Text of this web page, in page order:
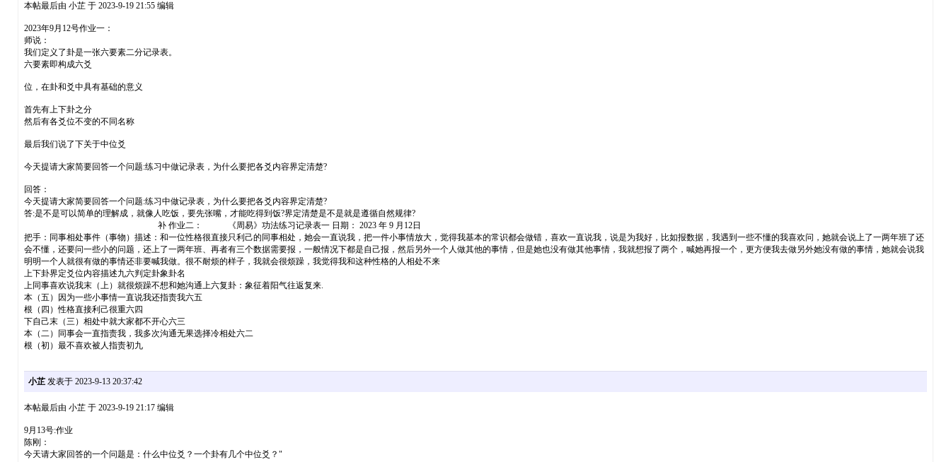
本帖最后由 小芷 于 2023-9-19 21:55 编辑
2023年9月12号作业一：
师说：
我们定义了卦是一张六要素二分记录表。
六要素即构成六爻
位，在卦和爻中具有基础的意义
首先有上下卦之分
然后有各爻位不变的不同名称
最后我们说了下关于中位爻
今天提请大家简要回答一个问题:练习中做记录表，为什么要把各爻内容界定清楚?
回答：
今天提请大家简要回答一个问题:练习中做记录表，为什么要把各爻内容界定清楚?
答:是不是可以简单的理解成，就像人吃饭，要先张嘴，才能吃得到饭?界定清楚是不是就是遵循自然规律?
补 作业二： 《周易》功法练习记录表一 日期： 2023 年 9 月12日
把手：同事相处事件（事物）描述：和一位性格很直接只利己的同事相处，她会一直说我，把一件小事情放大，觉得我基本的常识都会做错，喜欢一直说我，说是为我好，比如报数据，我遇到一些不懂的我喜欢问，她就会说上了一两年班了还
会不懂，还要问一些小的问题，还上了一两年班、再者有三个数据需要报，一般情况下都是自己报，然后另外一个人做其他的事情，但是她也没有做其他事情，我就想报了两个，喊她再报一个，更方便我去做另外她没有做的事情，她就会说我
明明一个人就很有做的事情还非要喊我做。很不耐烦的样子，我就会很烦躁，我觉得我和这种性格的人相处不来
上下卦界定爻位内容描述九六判定卦象卦名
上同事喜欢说我末（上）就很烦躁不想和她沟通上六复卦：象征着阳气往返复来.
本（五）因为一些小事情一直说我还指责我六五
根（四）性格直接利己很重六四
下自己末（三）相处中就大家都不开心六三
本（二）同事会一直指责我，我多次沟通无果选择冷相处六二
根（初）最不喜欢被人指责初九
小芷发表于 2023-9-13 20:37:42
本帖最后由 小芷 于 2023-9-19 21:17 编辑
9月13号:作业
陈刚：
今天请大家回答的一个问题是：什么中位爻？一个卦有几个中位爻？"